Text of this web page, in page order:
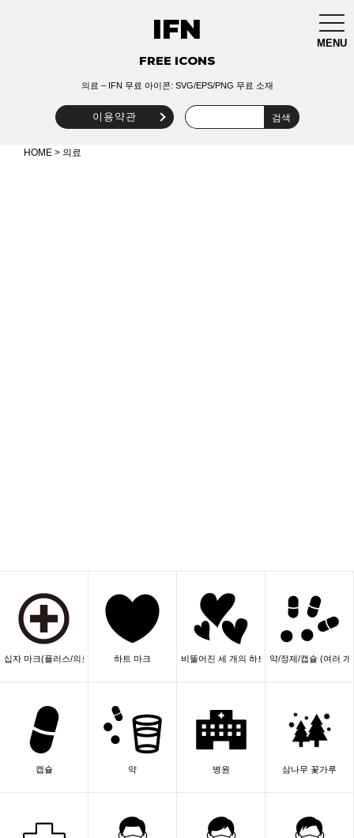
MENU
IFN
FREE ICONS
의료 – IFN 무료 아이콘: SVG/EPS/PNG 무료 소재
이용약관
HOME > 의료
십자 마크(플러스/의료/추가) 하트 마크 비뚤어진 세 개의 하트/손그림/애정/귀여운
약/정제/캡슐 (여러 개
캡슐 약 병원 삼나무 꽃가루